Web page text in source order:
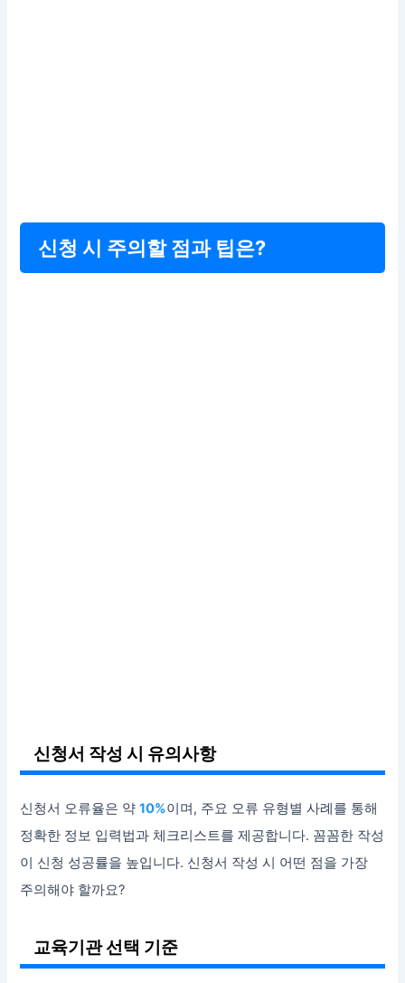
신청 시 주의할 점과 팁은?
신청서 작성 시 유의사항
신청서 오류율은 약10%이며, 주요 오류 유형별 사례를 통해
정확한 정보 입력법과 체크리스트를 제공합니다. 꼼꼼한 작성
이 신청 성공률을 높입니다. 신청서 작성 시 어떤 점을 가장
주의해야 할까요?
교육기관 선택 기준